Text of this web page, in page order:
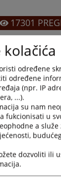
17301
određene
određene
(npr. IP
...).
su nam
fukcionisati u
a
dozvoliti ili